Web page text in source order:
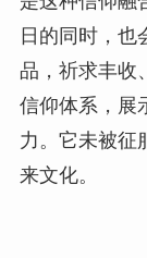
日的同时，也
品，祈求丰收
信仰体系，展
力。它未被征
来文化。